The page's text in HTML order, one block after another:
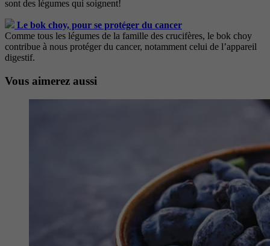
sont des légumes qui soignent!
Le bok choy, pour se protéger du cancer
Comme tous les légumes de la famille des crucifères, le bok choy
contribue à nous protéger du cancer, notamment celui de l’appareil
digestif.
Vous aimerez aussi